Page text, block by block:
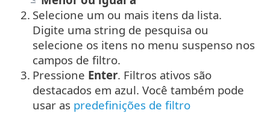
2. Selecione um ou mais itens da lista.
Digite uma string de pesquisa ou
selecione os itens no menu suspenso nos
campos de filtro.
3. Pressione Enter. Filtros ativos são
destacados em azul. Você também pode
usar as predefinições de filtro